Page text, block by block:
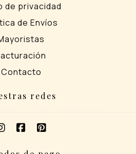
de privacidad
de Envíos
Contacto
redes